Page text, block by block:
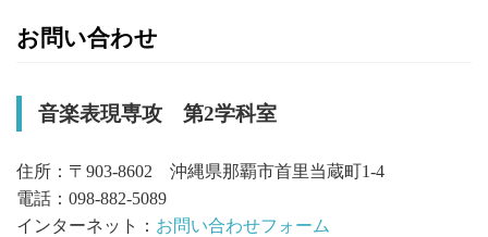
お問い合わせ
音楽表現専攻 第2学科室
住所：〒903-8602 沖縄県那覇市首里当蔵町1-4
電話：098-882-5089
インターネット： お問い合わせフォーム